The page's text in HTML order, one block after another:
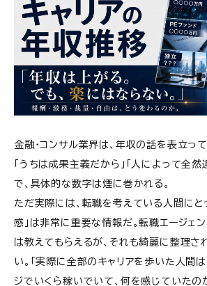
金融・コンサル業界は、年収の話を表立っ
「うちは成果主義だから」「人によって全然
で、具体的な数字は煙に巻かれる。
ただ実際には、転職を考えている人間にと
感」は非常に重要な情報だ。転職エージェ
は教えてもらえるが、それも綺麗に整理さ
い。「実際に全部のキャリアを歩いた人間
ジでいくら稼いでいて、何を感じていた